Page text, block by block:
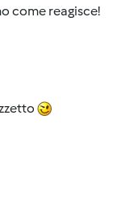
come reagisce!